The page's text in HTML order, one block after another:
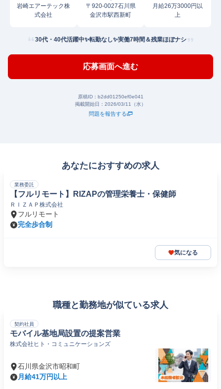
岩崎エアーテック株
式会社
〒920-0027石川県
金沢市駅西新町
月給26万3000円以
上
30代・40代活躍中✨転勤なし✨実働7時間＆残業ほぼナシ
応募画面へ進む
原稿ID： b2dd01250ef0e041
掲載開始日： 2026/03/11（水）
問題を報告する
あなたにおすすめの求人
業務委託
【フルリモート】RIZAPの管理栄養士・保健師
ＲＩＺＡＰ株式会社
フルリモート
完全歩合制
気になる
職種と勤務地が似ている求人
契約社員
モバイル基地局設置の提案営業
株式会社ヒト・コミュニケーションズ
石川県金沢市昭和町
月給41万円以上